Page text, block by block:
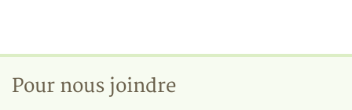
Pour nous joindre